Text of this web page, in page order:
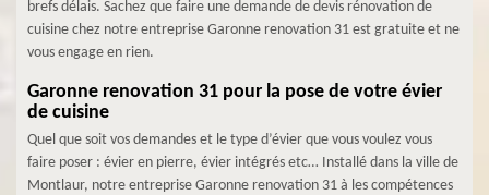
brefs délais. Sachez que faire une demande de devis rénovation de
cuisine chez notre entreprise Garonne renovation 31 est gratuite et ne
vous engage en rien.
Garonne renovation 31 pour la pose de votre évier
de cuisine
Quel que soit vos demandes et le type d’évier que vous voulez vous
faire poser : évier en pierre, évier intégrés etc… Installé dans la ville de
Montlaur, notre entreprise Garonne renovation 31 à les compétences